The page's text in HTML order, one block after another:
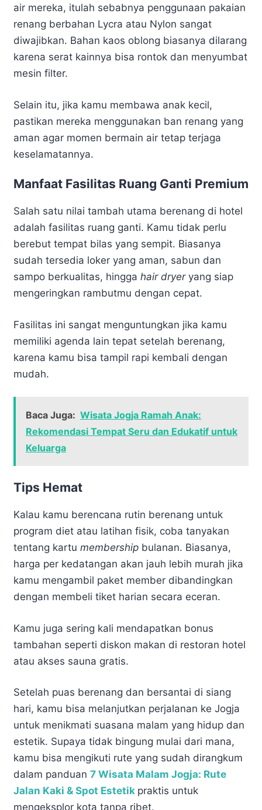
air mereka, itulah sebabnya penggunaan pakaian
renang berbahan Lycra atau Nylon sangat
diwajibkan. Bahan kaos oblong biasanya dilarang
karena serat kainnya bisa rontok dan menyumbat
mesin filter.
Selain itu, jika kamu membawa anak kecil,
pastikan mereka menggunakan ban renang yang
aman agar momen bermain air tetap terjaga
keselamatannya.
Manfaat Fasilitas Ruang Ganti Premium
Salah satu nilai tambah utama berenang di hotel
adalah fasilitas ruang ganti. Kamu tidak perlu
berebut tempat bilas yang sempit. Biasanya
sudah tersedia loker yang aman, sabun dan
sampo berkualitas, hingga hair dryeryang siap
mengeringkan rambutmu dengan cepat.
Fasilitas ini sangat menguntungkan jika kamu
memiliki agenda lain tepat setelah berenang,
karena kamu bisa tampil rapi kembali dengan
mudah.
Baca Juga: Wisata Jogja Ramah Anak:
Rekomendasi Tempat Seru dan Edukatif untuk
Keluarga
Tips Hemat
Kalau kamu berencana rutin berenang untuk
program diet atau latihan fisik, coba tanyakan
tentang kartu membership bulanan. Biasanya,
harga per kedatangan akan jauh lebih murah jika
kamu mengambil paket member dibandingkan
dengan membeli tiket harian secara eceran.
Kamu juga sering kali mendapatkan bonus
tambahan seperti diskon makan di restoran hotel
atau akses sauna gratis.
Setelah puas berenang dan bersantai di siang
hari, kamu bisa melanjutkan perjalanan ke Jogja
untuk menikmati suasana malam yang hidup dan
estetik. Supaya tidak bingung mulai dari mana,
kamu bisa mengikuti rute yang sudah dirangkum
dalam panduan 7 Wisata Malam Jogja: Rute
Jalan Kaki & Spot Estetik praktis untuk
mengeksplor kota tanpa ribet.